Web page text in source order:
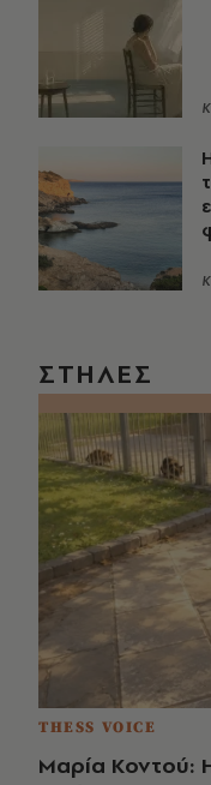
ΣΤΗΛΕΣ
THESS VOICE
Μαρία Κοντού: